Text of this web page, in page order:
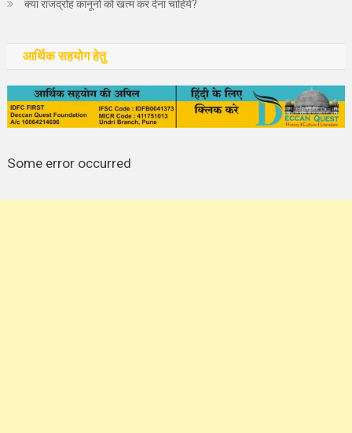
क्या राजद्रोह कानूनों को खत्म कर देना चाहिये?
आर्थिक सहयोग हेतु
Some error occurred